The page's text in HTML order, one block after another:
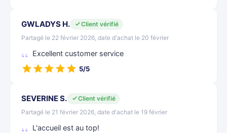
GWLADYS H.
Client vérifié
Partagé le 22 février 2026, date d'achat le 20 février
Excellent customer service
5/5
SEVERINE S.
Client vérifié
Partagé le 21 février 2026, date d'achat le 19 février
L'accueil est au top!